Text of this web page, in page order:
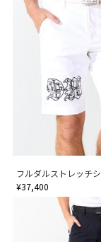
フルダルストレッチ
¥37,400